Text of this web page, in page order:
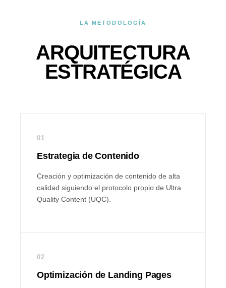
LA METODOLOGÍA
ARQUITECTURA
ESTRATÉGICA
01
Estrategia de Contenido
Creación y optimización de contenido de alta
calidad siguiendo el protocolo propio de Ultra
Quality Content (UQC).
02
Optimización de Landing Pages